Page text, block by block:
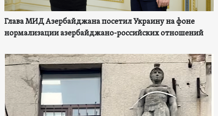
Глава МИД Азербайджана посетил Украину на фоне
нормализации азербайджано-российских отношений